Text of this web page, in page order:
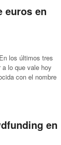
euros en
los últimos tres
lo que vale hoy
con el nombre
en